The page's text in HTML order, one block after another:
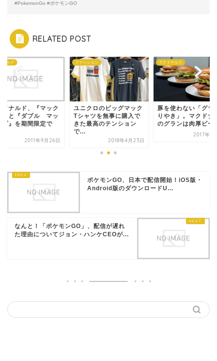
#PokemonGo #ポケモンGO
RELATED POST
ナルド
ドナルド、『マック
』と『ダブル マッ
ブ』を期間限定で
2011年9月26日
ファッション
ユニクロのビッグマック
Tシャツを無事に購入で
きた最高のテンション
で...
2018年4月23日
マクドナルド
豚を使わない「グラ
りやき」。マクドナ
のグランは肉厚ビー
2017年4
ポケモンGO、日本で配信開始！iOS版・
Android版のダウンロードU...
なんと！「ポケモンGO」、配信が遅れ
た理由についてジョン・ハンケCEOが...